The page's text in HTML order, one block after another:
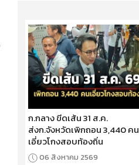
ก.กลาง ขีดเส้น 31 ส.ค.
ส่งก.จังหวัดเพิกถอน 3,440 คน
เอี่ยวโกงสอบท้องถิ่น
06 สิงหาคม 2569